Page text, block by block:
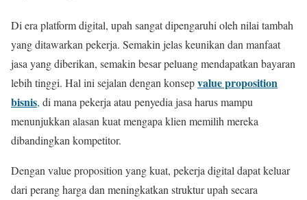
Di era platform digital, upah sangat dipengaruhi oleh nilai tambah
yang ditawarkan pekerja. Semakin jelas keunikan dan manfaat
jasa yang diberikan, semakin besar peluang mendapatkan bayaran
lebih tinggi. Hal ini sejalan dengan konsepvalue proposition
bisnis, di mana pekerja atau penyedia jasa harus mampu
menunjukkan alasan kuat mengapa klien memilih mereka
dibandingkan kompetitor.
Dengan value proposition yang kuat, pekerja digital dapat keluar
dari perang harga dan meningkatkan struktur upah secara